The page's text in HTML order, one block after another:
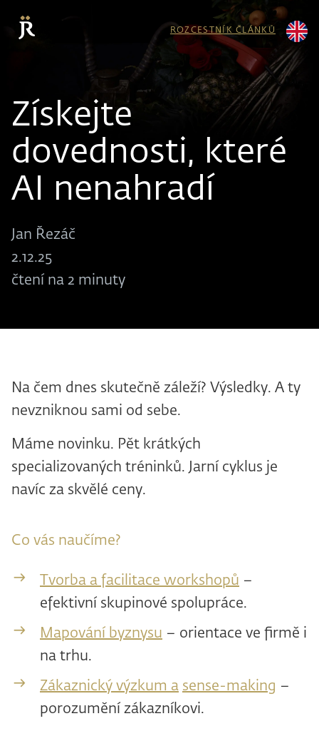
ROZCESTNÍK ČLÁNKŮ
Získejte
dovednosti, které
AI nenahradí
Jan Řezáč
2.12.25
čtení na 2 minuty
Na čem dnes skutečně záleží? Výsledky. A ty
nevzniknou sami od sebe.
Máme novinku. Pět krátkých
specializovaných tréninků. Jarní cyklus je
navíc za skvělé ceny.
Co vás naučíme?
Tvorba a facilitace workshopů –
efektivní skupinové spolupráce.
Mapování byznysu – orientace ve firmě i
na trhu.
Zákaznický výzkum a sense-making –
porozumění zákazníkovi.